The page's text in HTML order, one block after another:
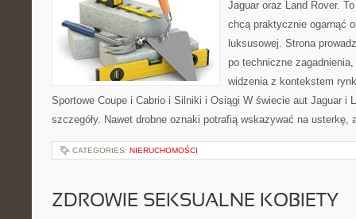
Jaguar oraz Land Rover.
chcą praktycznie ogarnąć
luksusowej. Strona
po techniczne
widzenia z kontekstem
Sportowe Coupe i Cabrio i Silniki i Osiągi W świecie aut Jaguar i
szczegóły. Nawet drobne oznaki potrafią wskazywać na
CATEGORIES: NIERUCHOMOŚCI
ZDROWIE SEKSUALNE KOBIETY